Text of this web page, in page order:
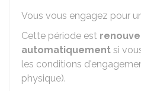
Vous vous engagez pour
Cette période est
automatiquement si
les conditions
physique).